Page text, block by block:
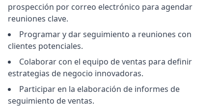
prospección por correo electrónico para agendar
reuniones clave.
Programar y dar seguimiento a reuniones con
clientes potenciales.
Colaborar con el equipo de ventas para definir
estrategias de negocio innovadoras.
Participar en la elaboración de informes de
seguimiento de ventas.